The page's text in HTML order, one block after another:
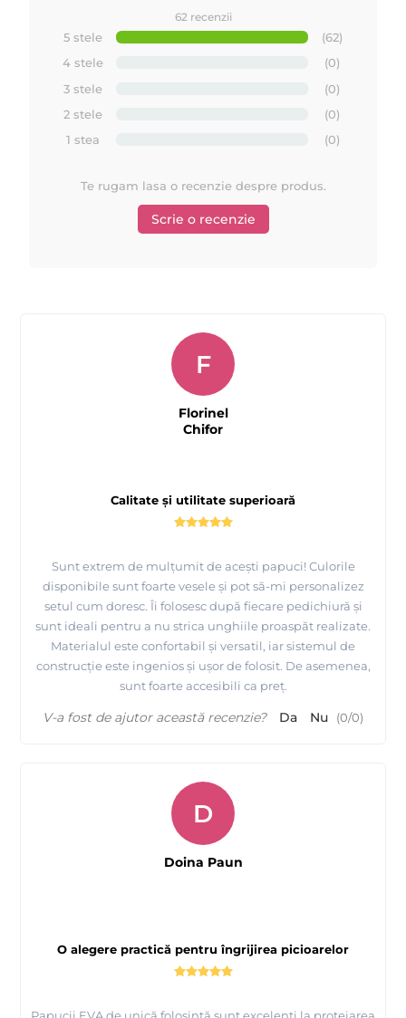
62 recenzii
5 stele
(62)
4 stele
(0)
3 stele
(0)
2 stele
(0)
1 stea
(0)
Te rugam lasa o recenzie despre produs.
Scrie o recenzie
Calitate și utilitate superioară
Sunt extrem de mulțumit de acești papuci! Culorile
disponibile sunt foarte vesele și pot să-mi personalizez
setul cum doresc. Îi folosesc după fiecare pedichiură și
sunt ideali pentru a nu strica unghiile proaspăt realizate.
Materialul este confortabil și versatil, iar sistemul de
construcție este ingenios și ușor de folosit. De asemenea,
sunt foarte accesibili ca preț.
F
Florinel
Chifor
V-a fost de ajutor această recenzie? Da Nu (0/0)
O alegere practică pentru îngrijirea picioarelor
D
Doina Paun